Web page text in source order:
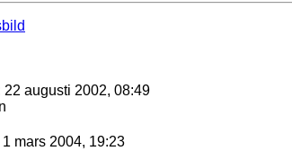
22 augusti 2002, 08:49
1 mars 2004, 19:23